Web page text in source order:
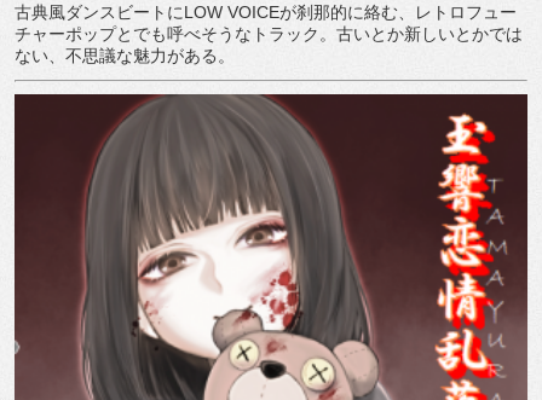
古典風ダンスビートにLOW VOICEが刹那的に絡む、レトロフュー
チャーポップとでも呼べそうなトラック。古いとか新しいとかでは
ない、不思議な魅力がある。